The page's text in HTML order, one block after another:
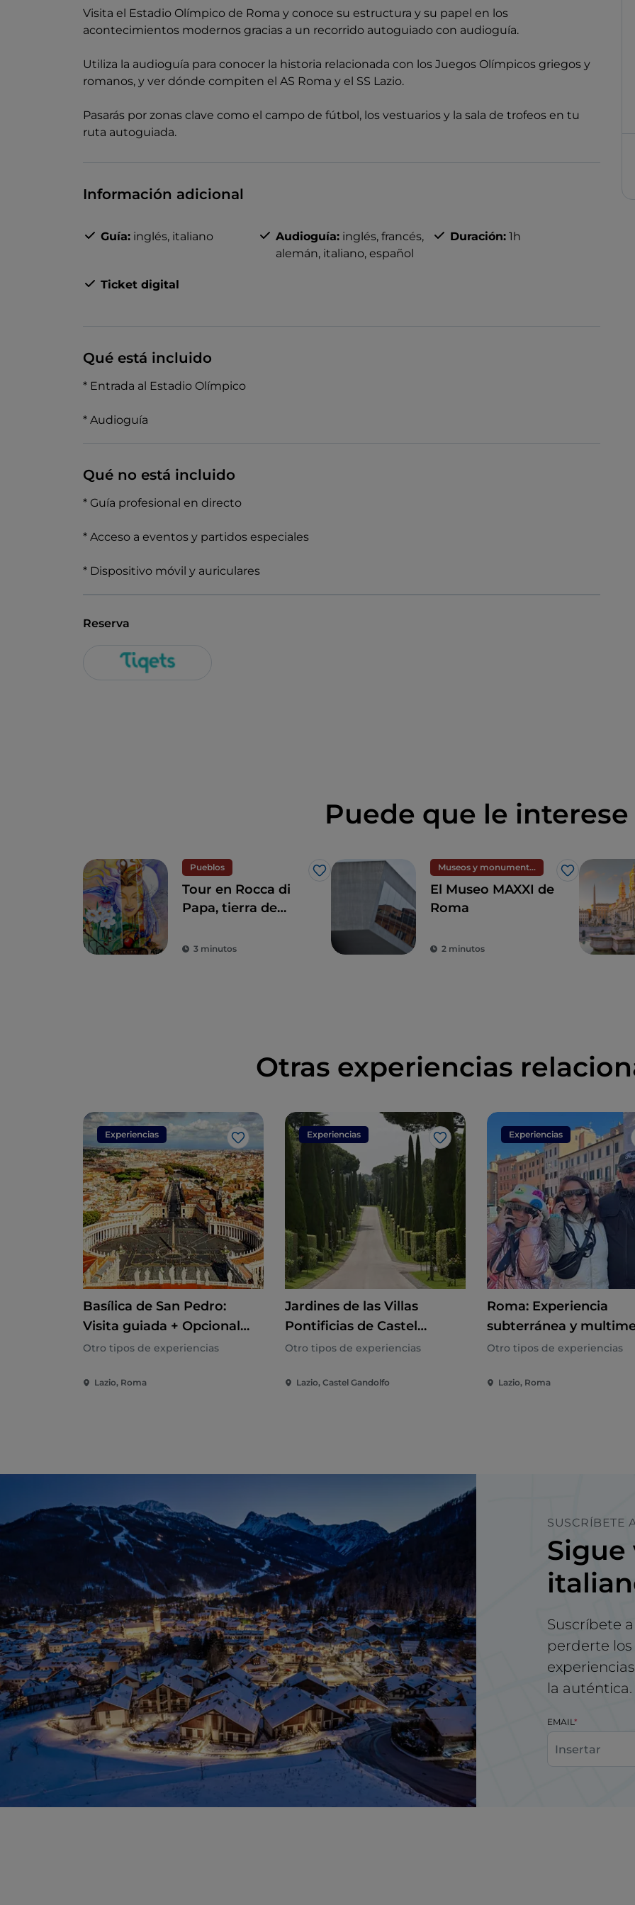
Visita el Estadio Olímpico de Roma y conoce su estructura y su papel en los
acontecimientos modernos gracias a un recorrido autoguiado con audioguía.
Utiliza la audioguía para conocer la historia relacionada con los Juegos Olímpicos griegos y
romanos, y ver dónde compiten el AS Roma y el SS Lazio.
Pasarás por zonas clave como el campo de fútbol, los vestuarios y la sala de trofeos en tu
ruta autoguiada.
Información adicional
Guía: inglés, italiano Audioguía: inglés, francés,
alemán, italiano, español
Duración: 1h
Ticket digital
Qué está incluido
* Entrada al Estadio Olímpico
* Audioguía
Qué no está incluido
* Guía profesional en directo
* Acceso a eventos y partidos especiales
* Dispositivo móvil y auriculares
Reserva
Puede que le interese
Pueblos
Me gusta
Tour en Rocca di
Papa, tierra de
y leyendas
3 minutos
Museos y monumentos
Me gusta
El Museo MAXXI de
Roma
2 minutos
Otras experiencias
Experiencias
Me gusta
Basílica de San Pedro:
Visita guiada + Opcional
Cúpula y Grutas Vaticanas
Otro tipos de experiencias
Lazio, Roma
Experiencias
Me gusta
Jardines de las Villas
Pontificias de Castel
Gandolfo: Excursión en
Otro tipos de experiencias
Lazio, Castel Gandolfo
Experiencias
Roma: Experiencia
subterránea y
en la Plaza Navona
Otro tipos de experiencias
Lazio, Roma
SUSCRÍBETE
Suscríbete
perderte los
la auténtica.
EMAIL